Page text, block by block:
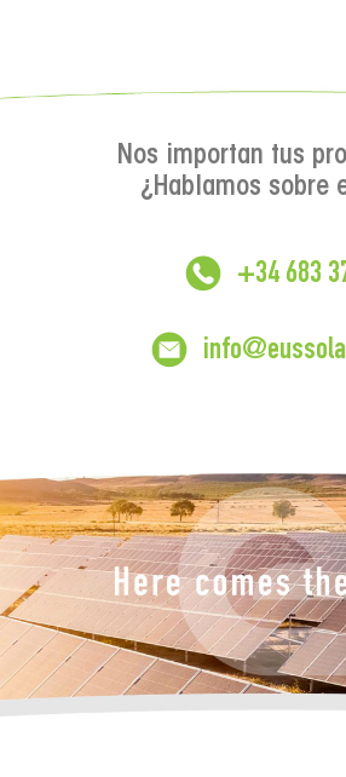
Nos importan tus
¿Hablamos sobre
+34 683